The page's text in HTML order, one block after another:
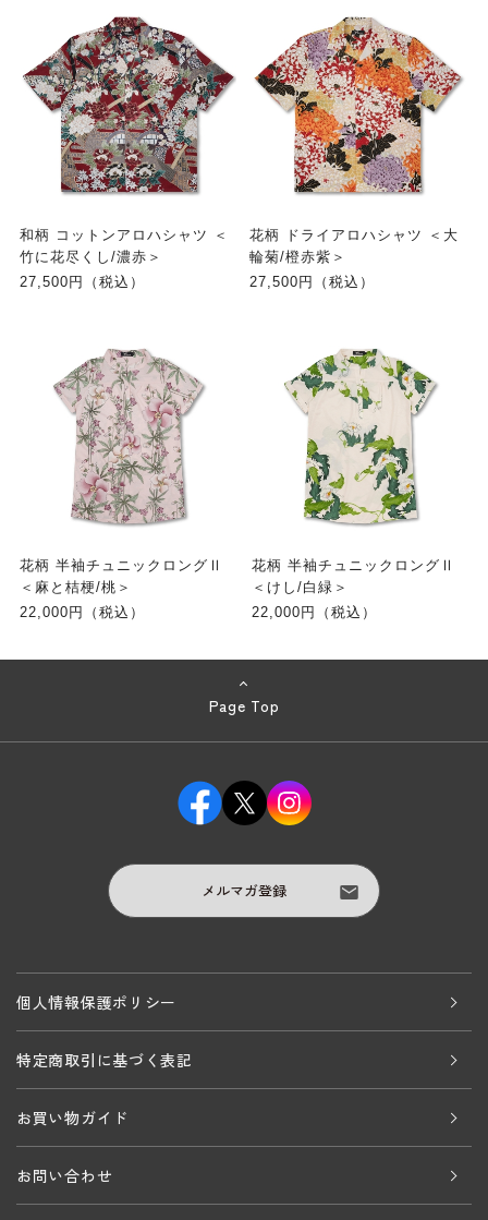
和柄 コットンアロハシャツ ＜
竹に花尽くし/濃赤＞
27,500円（税込）
花柄 ドライアロハシャツ ＜大
輪菊/橙赤紫＞
27,500円（税込）
花柄 半袖チュニックロングⅡ
＜麻と桔梗/桃＞
22,000円（税込）
花柄 半袖チュニックロングⅡ
＜けし/白緑＞
22,000円（税込）
Page Top
メルマガ登録
個人情報保護ポリシー
特定商取引に基づく表記
お買い物ガイド
お問い合わせ